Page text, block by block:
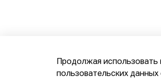
Продолжая
пользовательских